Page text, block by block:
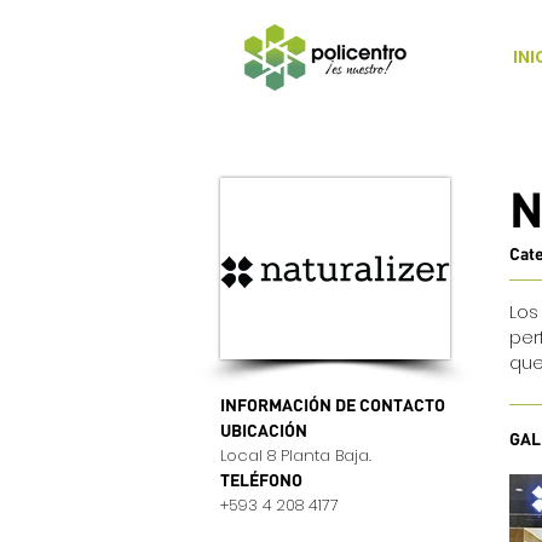
INFORMACIÓN DE CONTACTO
UBICACIÓN
Local 8 Planta Baja.
TELÉFONO
+593 4 208 4177